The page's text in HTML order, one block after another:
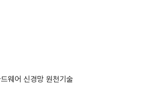
웨어 신경망 원천기술